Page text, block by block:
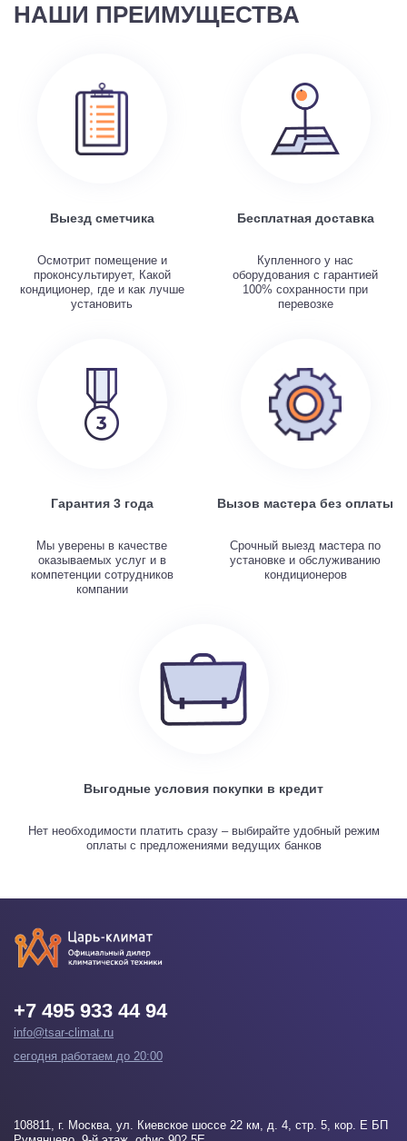
НАШИ ПРЕИМУЩЕСТВА
Выезд сметчика
Осмотрит помещение и
проконсультирует, Какой
кондиционер, где и как лучше
установить
Бесплатная доставка
Купленного у нас
оборудования с гарантией
100% сохранности при
перевозке
Гарантия 3 года
Мы уверены в качестве
оказываемых услуг и в
компетенции сотрудников
компании
Вызов мастера без оплаты
Срочный выезд мастера по
установке и обслуживанию
кондиционеров
Выгодные условия покупки в кредит
Нет необходимости платить сразу – выбирайте удобный режим
оплаты с предложениями ведущих банков
+7 495 933 44 94
info@tsar-climat.ru
сегодня работаем до 20:00
108811, г. Москва, ул. Киевское шоссе 22 км, д. 4, стр. 5, кор. Е БП